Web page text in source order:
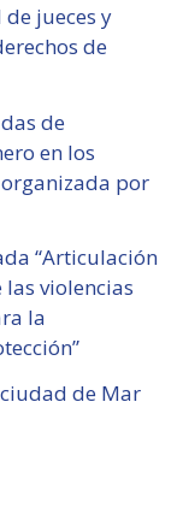
de jueces y
de
de
en los
por
“Articulación
violencias
la
de Mar